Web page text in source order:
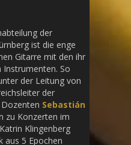
der
ist die enge
Gitarre mit den ihr
So
der Leitung von
der
Sebastián
zu Konzerten im
Klingenberg
aus 5 Epochen